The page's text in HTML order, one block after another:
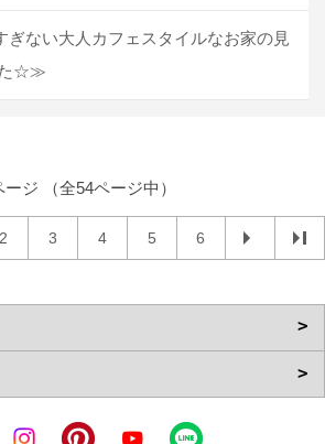
ない大人カフェスタイルなお家の見
た☆≫
ージ （全54ページ中）
2 3 4 5 6